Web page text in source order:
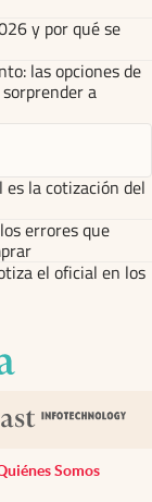
y por qué se
las opciones de
a
la cotización del
errores que
el oficial en los
pestaña
nueva pestaña
en nueva pestaña
Somos